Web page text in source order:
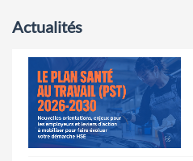
Actualités